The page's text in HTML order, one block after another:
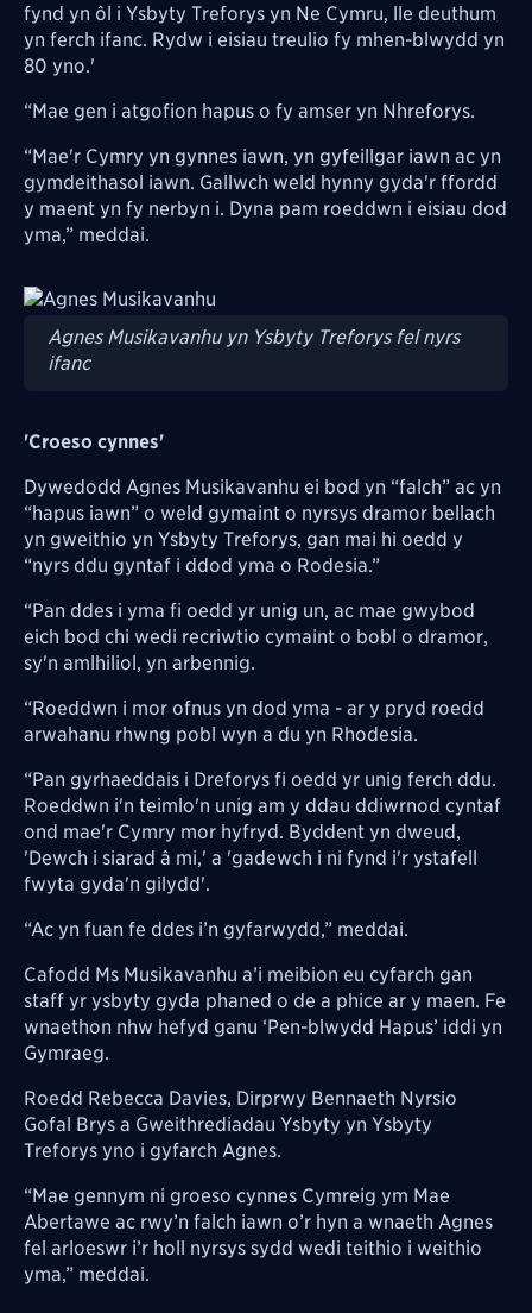
fynd yn ôl i Ysbyty Treforys yn Ne Cymru, lle deuthum
yn ferch ifanc. Rydw i eisiau treulio fy mhen-blwydd yn
80 yno.'
“Mae gen i atgofion hapus o fy amser yn Nhreforys.
“Mae'r Cymry yn gynnes iawn, yn gyfeillgar iawn ac yn
gymdeithasol iawn. Gallwch weld hynny gyda'r ffordd
y maent yn fy nerbyn i. Dyna pam roeddwn i eisiau dod
yma,” meddai.
Image
Agnes Musikavanhu yn Ysbyty Treforys fel nyrs
ifanc
'Croeso cynnes'
Dywedodd Agnes Musikavanhu ei bod yn “falch” ac yn
“hapus iawn” o weld gymaint o nyrsys dramor bellach
yn gweithio yn Ysbyty Treforys, gan mai hi oedd y
“nyrs ddu gyntaf i ddod yma o Rodesia.”
“Pan ddes i yma fi oedd yr unig un, ac mae gwybod
eich bod chi wedi recriwtio cymaint o bobl o dramor,
sy'n amlhiliol, yn arbennig.
“Roeddwn i mor ofnus yn dod yma - ar y pryd roedd
arwahanu rhwng pobl wyn a du yn Rhodesia.
“Pan gyrhaeddais i Dreforys fi oedd yr unig ferch ddu.
Roeddwn i'n teimlo'n unig am y ddau ddiwrnod cyntaf
ond mae'r Cymry mor hyfryd. Byddent yn dweud,
'Dewch i siarad â mi,' a 'gadewch i ni fynd i'r ystafell
fwyta gyda'n gilydd'.
“Ac yn fuan fe ddes i’n gyfarwydd,” meddai.
Cafodd Ms Musikavanhu a’i meibion eu cyfarch gan
staff yr ysbyty gyda phaned o de a phice ar y maen. Fe
wnaethon nhw hefyd ganu ‘Pen-blwydd Hapus’ iddi yn
Gymraeg.
Roedd Rebecca Davies, Dirprwy Bennaeth Nyrsio
Gofal Brys a Gweithrediadau Ysbyty yn Ysbyty
Treforys yno i gyfarch Agnes.
“Mae gennym ni groeso cynnes Cymreig ym Mae
Abertawe ac rwy’n falch iawn o’r hyn a wnaeth Agnes
fel arloeswr i’r holl nyrsys sydd wedi teithio i weithio
yma,” meddai.